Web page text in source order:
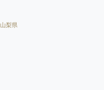
山梨県